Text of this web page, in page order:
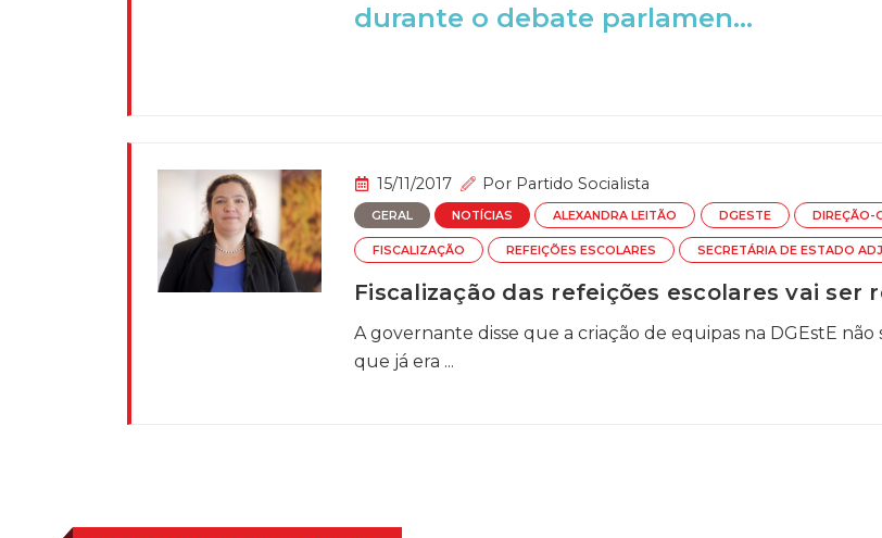
durante o debate parlamen...
15/11/2017 Por Partido Socialista
GERAL NOTÍCIAS ALEXANDRA LEITÃO DGESTE DIREÇÃO-
FISCALIZAÇÃO REFEIÇÕES ESCOLARES SECRETÁRIA DE ESTADO
Fiscalização das refeições escolares vai ser
A governante disse que a criação de equipas na DGEstE não
que já era ...